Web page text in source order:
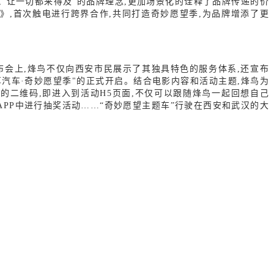
,首次触电进行跨界合作,共同打造奇妙愿望季,为品牌增添了更
上,烽鸟不仅向西安市民展示了其独具特色的服务体系,还宣布
·奇妙愿望季"的正式开启。结合电影内容和活动主题,烽鸟为
二维码,即进入到活动H5 页面,不仅可以跟随烽鸟一起回想自己
PP 中进行抽奖活动……“奇妙愿望主题车”行驶在西安和武汉的大